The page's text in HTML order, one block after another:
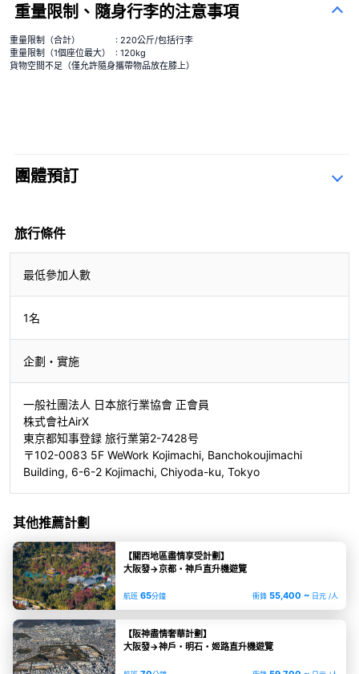
重量限制、隨身行李的注意事項
重量限制（合計）
: 220公斤/包括行李
重量限制（1個座位最大）
: 120kg
貨物空間不足（僅允許隨身攜帶物品放在膝上）
團體預訂
旅行條件
最低參加人數
1名
企劃・實施
一般社團法人 日本旅行業協會 正會員
株式會社AirX
東京都知事登録 旅行業第2-7428号
〒102-0083 5F WeWork Kojimachi, Banchokoujimachi
Building, 6-6-2 Kojimachi, Chiyoda-ku, Tokyo
其他推薦計劃
【關西地區盡情享受計劃】
大阪發→京都・神戶直升機遊覽
航班 65分鐘 衝鋒 55,400 ~ 日元 /人
【阪神盡情奢華計劃】
大阪發→神戶・明石・姬路直升機遊覽